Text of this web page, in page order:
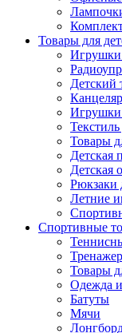
Товары для
Игрушки
Детский
Игрушки
Товары
Детская
Детская
Рюкзаки
Летние
Спортивные
Товары
Одежда и
Батуты
Мячи